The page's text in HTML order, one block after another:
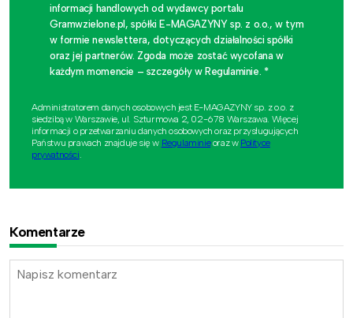
informacji handlowych od wydawcy portalu
Gramwzielone.pl, spółki E-MAGAZYNY sp. z o.o., w tym
w formie newslettera, dotyczących działalności spółki
oraz jej partnerów. Zgoda może zostać wycofana w
każdym momencie – szczegóły w Regulaminie. *
Administratorem danych osobowych jest E-MAGAZYNY sp. z o.o. z
siedzibą w Warszawie, ul. Szturmowa 2, 02-678 Warszawa. Więcej
informacji o przetwarzaniu danych osobowych oraz przysługujących
Państwu prawach znajduje się w Regulaminieoraz w Polityce
prywatności.
Komentarze